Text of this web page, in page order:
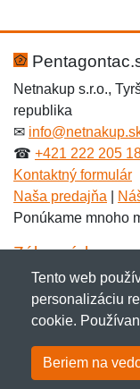
Hodnotenie:
Meno:*
E-mail:
Správa*
Meno:
E-mail:*
Správa*
Netnakup s.r.o.,
republika
✉
☎ +421 222 205
Kontaktný formulár
Naša predajňa
Ponúkame mnoho
Zákaznícky
Novinky
Copyright © 2007-
NetIQ. Všetky práva
Tento web
personalizáciu
cookie.
Beriem na